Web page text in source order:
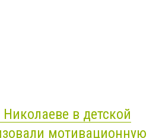
Николаеве в детской
мотивационную